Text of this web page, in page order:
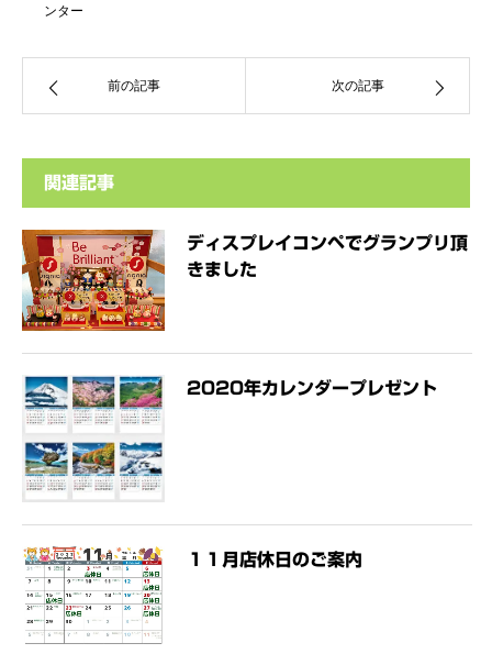
ンター
前の記事 次の記事
関連記事
ディスプレイコンペでグランプリ頂
きました
2020年カレンダープレゼント
１１月店休日のご案内